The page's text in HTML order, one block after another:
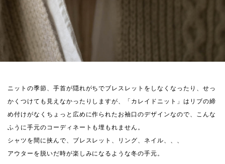
ニットの季節、手首が隠れがちでブレスレットをしなくなったり、せっ
かくつけても見えなかったりしますが、「カレイドニット」はリブの締
め付けがなくちょっと広めに作られたお袖口のデザインなので、こんな
ふうに手元のコーディネートも埋もれません。
シャツを間に挟んで、ブレスレット、リング、ネイル、、、
アウターを脱いだ時が楽しみになるような冬の手元。